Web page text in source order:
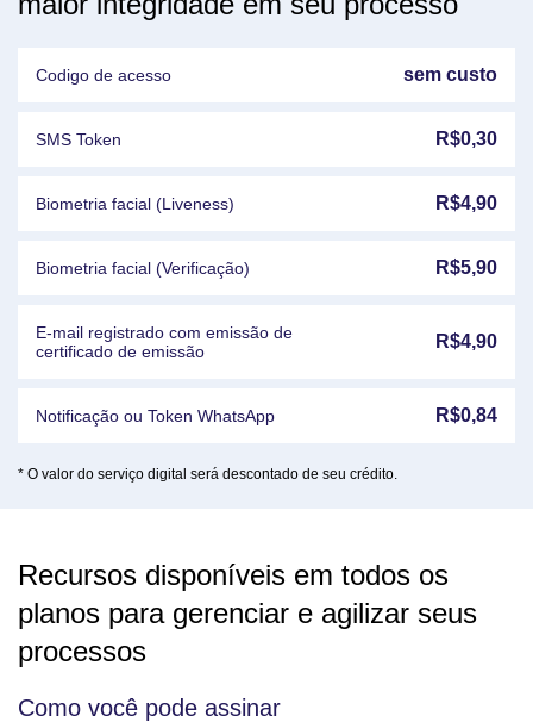
Codigo de acesso sem custo
SMS Token R$0,30
Biometria facial (Liveness) R$4,90
Biometria facial (Verificação) R$5,90
E-mail registrado com emissão de
certificado de emissão
R$4,90
Notificação ou Token WhatsApp R$0,84
* O valor do serviço digital será descontado de seu crédito.
recursos disponíveis em todos os
planos para gerenciar e agilizar seus
processos
Como você pode assinar